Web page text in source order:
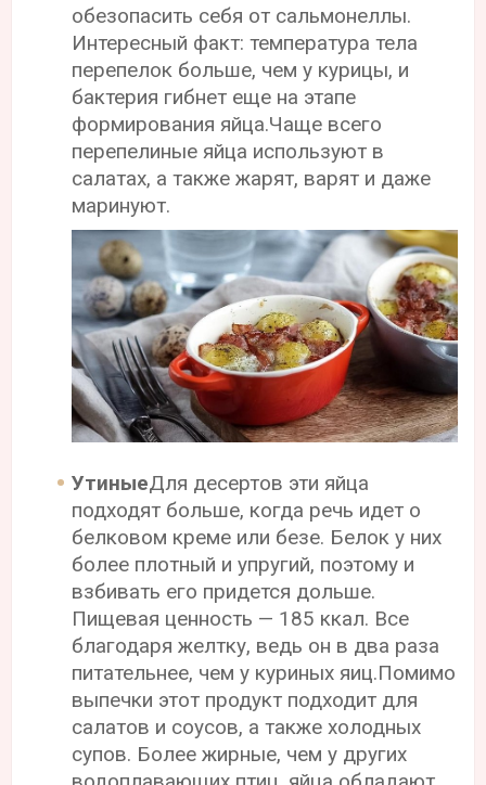
обезопасить себя от сальмонеллы.
Интересный факт: температура тела
перепелок больше, чем у курицы, и
бактерия гибнет еще на этапе
формирования яйца.Чаще всего
перепелиные яйца используют в
салатах, а также жарят, варят и даже
маринуют.
УтиныеДля десертов эти яйца
подходят больше, когда речь идет о
белковом креме или безе. Белок у них
более плотный и упругий, поэтому и
взбивать его придется дольше.
Пищевая ценность — 185 ккал. Все
благодаря желтку, ведь он в два раза
питательнее, чем у куриных яиц.Помимо
выпечки этот продукт подходит для
салатов и соусов, а также холодных
супов. Более жирные, чем у других